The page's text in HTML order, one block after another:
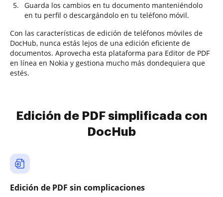
Guarda los cambios en tu documento manteniéndolo
en tu perfil o descargándolo en tu teléfono móvil.
Con las características de edición de teléfonos móviles de
DocHub, nunca estás lejos de una edición eficiente de
documentos. Aprovecha esta plataforma para Editor de PDF
en línea en Nokia y gestiona mucho más dondequiera que
estés.
Edición de PDF simplificada con
DocHub
Edición de PDF sin complicaciones